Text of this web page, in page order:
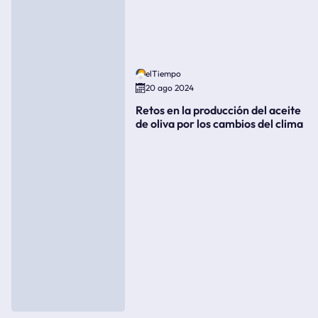
elTiempo
20 ago 2024
Retos en la producción del aceite
de oliva por los cambios del clima